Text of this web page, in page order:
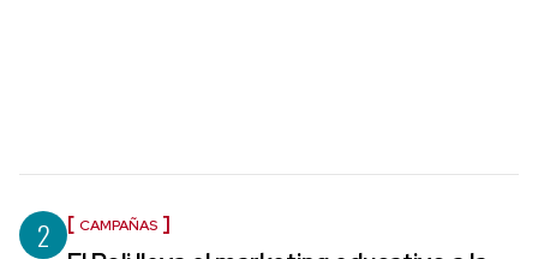
2 CAMPAÑAS